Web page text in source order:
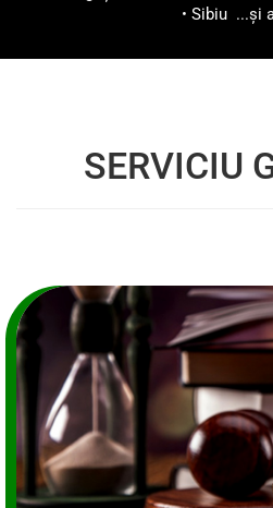
• Sibiu ...și
SERVICIU